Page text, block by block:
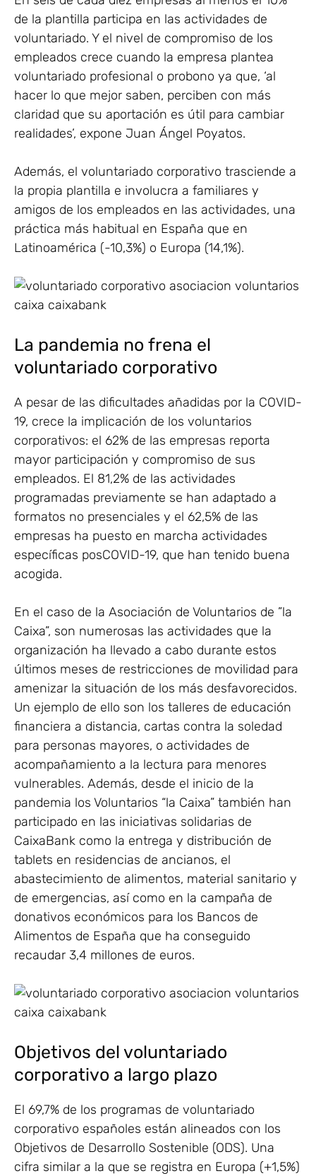
de la plantilla participa en las actividades de
voluntariado. Y el nivel de compromiso de los
empleados crece cuando la empresa plantea
voluntariado profesional o probono ya que, ‘al
hacer lo que mejor saben, perciben con más
claridad que su aportación es útil para cambiar
realidades’, expone Juan Ángel Poyatos.
Además, el voluntariado corporativo trasciende a
la propia plantilla e involucra a familiares y
amigos de los empleados en las actividades, una
práctica más habitual en España que en
Latinoamérica (-10,3%) o Europa (14,1%).
La pandemia no frena el
voluntariado corporativo
A pesar de las dificultades añadidas por la COVID-
19, crece la implicación de los voluntarios
corporativos: el 62% de las empresas reporta
mayor participación y compromiso de sus
empleados. El 81,2% de las actividades
programadas previamente se han adaptado a
formatos no presenciales y el 62,5% de las
empresas ha puesto en marcha actividades
específicas posCOVID-19, que han tenido buena
acogida.
En el caso de la Asociación de Voluntarios de ”la
Caixa”, son numerosas las actividades que la
organización ha llevado a cabo durante estos
últimos meses de restricciones de movilidad para
amenizar la situación de los más desfavorecidos.
Un ejemplo de ello son los talleres de educación
financiera a distancia, cartas contra la soledad
para personas mayores, o actividades de
acompañamiento a la lectura para menores
vulnerables. Además, desde el inicio de la
pandemia los Voluntarios “la Caixa” también han
participado en las iniciativas solidarias de
CaixaBank como la entrega y distribución de
tablets en residencias de ancianos, el
abastecimiento de alimentos, material sanitario y
de emergencias, así como en la campaña de
donativos económicos para los Bancos de
Alimentos de España que ha conseguido
recaudar 3,4 millones de euros.
Objetivos del voluntariado
corporativo a largo plazo
El 69,7% de los programas de voluntariado
corporativo españoles están alineados con los
Objetivos de Desarrollo Sostenible (ODS). Una
cifra similar a la que se registra en Europa (+1,5%)